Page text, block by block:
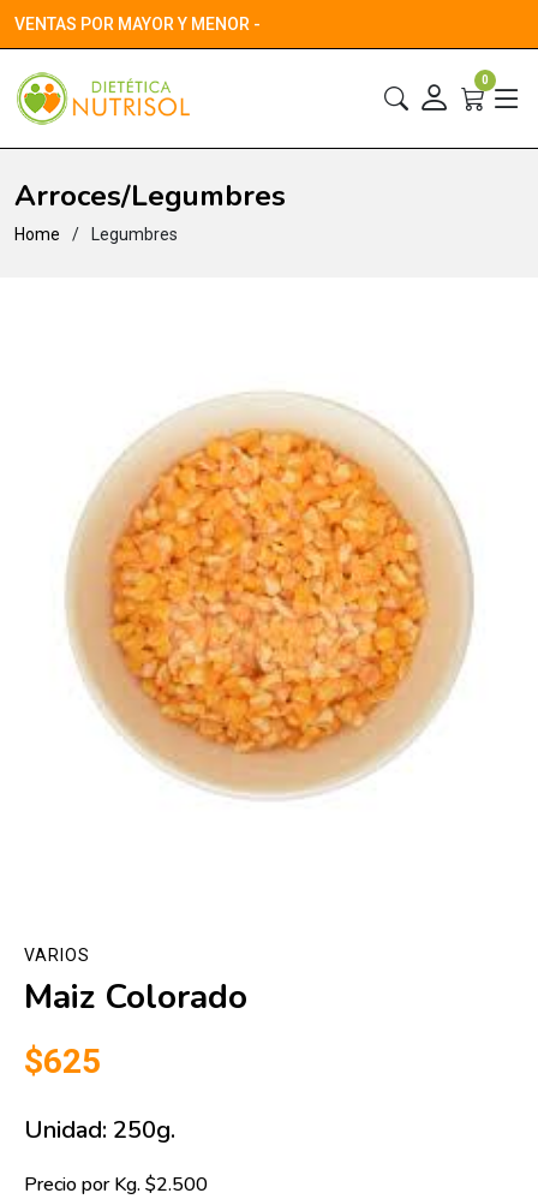
VENTAS POR MAYOR Y MENOR -
0
Arroces/Legumbres
Home Legumbres
VARIOS
Maiz Colorado
$625
Unidad: 250g.
Precio por Kg. $2.500